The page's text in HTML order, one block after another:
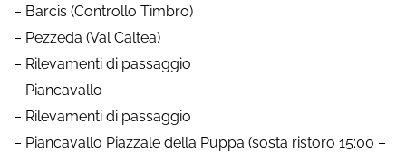
– Barcis (Controllo Timbro)
– Pezzeda (Val Caltea)
– Rilevamenti di passaggio
– Piancavallo
– Rilevamenti di passaggio
– Piancavallo Piazzale della Puppa (sosta ristoro 15:00 –